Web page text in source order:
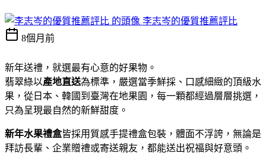
李志岑的優質推薦評比
8個月前
新年送禮，就選最有心意的好果物。
翡翠綠以產地直送為標準，嚴選當季鮮採、口感細緻的頂級水
果，從日本、韓國到臺灣在地果園，每一顆都經過層層挑選，
只為呈現最自然的新鮮甜度。
新年水果禮盒皆採用質感手提禮盒包裝，體面不浮誇，無論是
拜訪長輩、企業贈禮或寄送親友，都能送出祝福與好意頭。